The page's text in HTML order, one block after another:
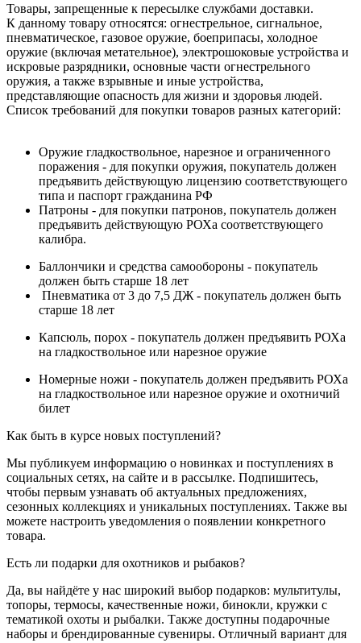
Товары, запрещенные к пересылке службами доставки.
К данному товару относятся: огнестрельное, сигнальное,
пневматическое, газовое оружие, боеприпасы, холодное
оружие (включая метательное), электрошоковые устройства и
искровые разрядники, основные части огнестрельного
оружия, а также взрывные и иные устройства,
представляющие опасность для жизни и здоровья людей.
Список требований для покупки товаров разных категорий:
Оружие гладкоствольное, нарезное и ограниченного
поражения - для покупки оружия, покупатель должен
предъявить действующую лицензию соответствующего
типа и паспорт гражданина РФ
Патроны - для покупки патронов, покупатель должен
предъявить действующую РОХа соответствующего
калибра.
Баллончики и средства самообороны - покупатель
должен быть старше 18 лет
Пневматика от 3 до 7,5 ДЖ - покупатель должен быть
старше 18 лет
Капсюль, порох - покупатель должен предъявить РОХа
на гладкоствольное или нарезное оружие
Номерные ножи - покупатель должен предъявить РОХа
на гладкоствольное или нарезное оружие и охотничий
билет
Как быть в курсе новых поступлений?
Мы публикуем информацию о новинках и поступлениях в
социальных сетях, на сайте и в рассылке. Подпишитесь,
чтобы первым узнавать об актуальных предложениях,
сезонных коллекциях и уникальных поступлениях. Также вы
можете настроить уведомления о появлении конкретного
товара.
Есть ли подарки для охотников и рыбаков?
Да, вы найдёте у нас широкий выбор подарков: мультитулы,
топоры, термосы, качественные ножи, бинокли, кружки с
тематикой охоты и рыбалки. Также доступны подарочные
наборы и брендированные сувениры. Отличный вариант для